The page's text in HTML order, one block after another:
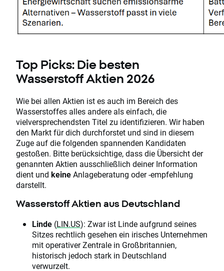
Top Picks: Die besten
Wasserstoff Aktien 2026
Wie bei allen Aktien ist es auch im Bereich des
Wasserstoffes alles andere als einfach, die
vielversprechendsten Titel zu identifizieren. Wir haben
den Markt für dich durchforstet und sind in diesem
Zuge auf die folgenden spannenden Kandidaten
gestoßen. Bitte berücksichtige, dass die Übersicht der
genannten Aktien ausschließlich deiner Information
dient und keineAnlageberatung oder -empfehlung
darstellt.
Wasserstoff Aktien aus Deutschland
Linde (LIN.US): Zwar ist Linde aufgrund seines
Sitzes rechtlich gesehen ein irisches Unternehmen
mit operativer Zentrale in Großbritannien,
historisch jedoch stark in Deutschland
verwurzelt.